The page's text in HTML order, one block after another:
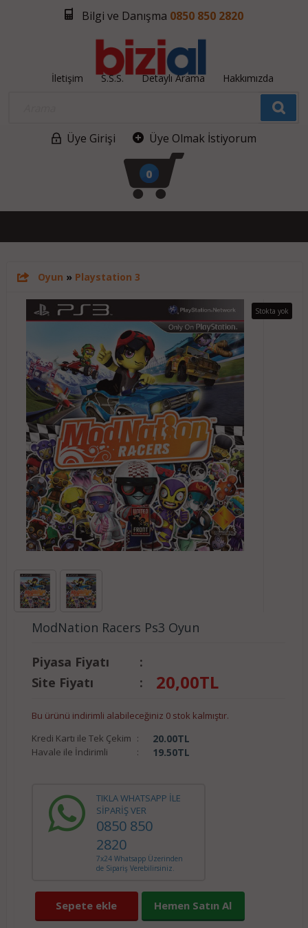
Bilgi ve Danışma 0850 850 2820
İletişim S.S.S. Detaylı Arama Hakkımızda
Üye Girişi Üye Olmak İstiyorum
0
Oyun » Playstation 3
Stokta yok
ModNation Racers Ps3 Oyun
Piyasa Fiyatı
:
Site Fiyatı
: 20,00TL
Bu ürünü indirimli alabileceğiniz 0 stok kalmıştır.
Kredi Kartı ile Tek Çekim : 20.00TL
Havale ile İndirimli : 19.50TL
TIKLA WHATSAPP İLE
SİPARİŞ VER
0850 850
2820
7x24 Whatsapp Üzerinden
de Sipariş Verebilirsiniz.
Sepete ekle Hemen Satın Al